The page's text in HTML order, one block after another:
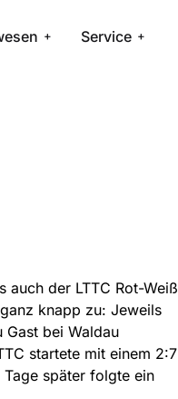
Service
auch der LTTC Rot-Weiß
knapp zu: Jeweils
Gast bei Waldau
startete mit einem 2:7
später folgte ein